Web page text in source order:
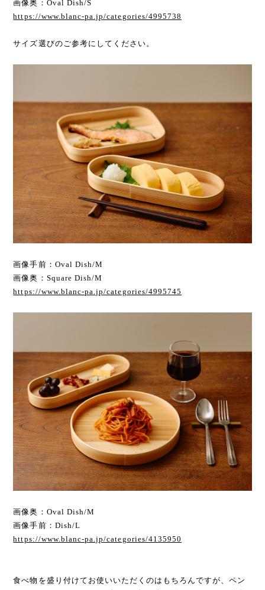
画像奥：Oval Dish/S
https://www.blanc-pa.jp/categories/4995738
サイズ選びのご参考にしてください。
画像手前：Oval Dish/M
画像奥：Square Dish/M
https://www.blanc-pa.jp/categories/4995745
画像奥：Oval Dish/M
画像手前：Dish/L
https://www.blanc-pa.jp/categories/4135950
食べ物を盛り付けてお使いいただくのはもちろんですが、ペン